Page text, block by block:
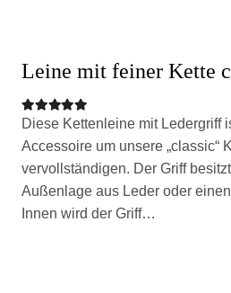
Leine mit feiner Kette
Bewertet mit5.00von 5
Diese Kettenleine mit Ledergriff
Accessoire um unsere „classic“
vervollständigen. Der Griff
Außenlage aus Leder oder
Innen wird der Griff…